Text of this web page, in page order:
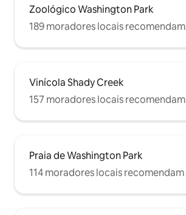
Zoológico Washington Park
189 moradores locais recomendam
Vinícola Shady Creek
157 moradores locais recomendam
Praia de Washington Park
114 moradores locais recomendam